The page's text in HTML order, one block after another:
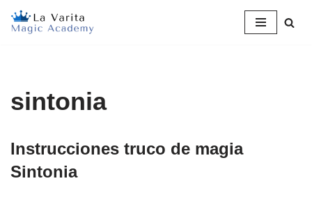
Saltar
sintonia
Instrucciones truco de magia
Sintonia